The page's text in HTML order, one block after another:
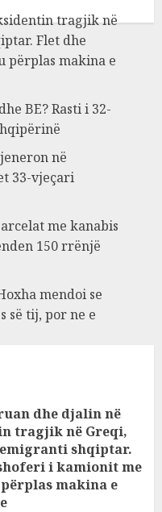
tragjik në
Flet dhe
përplas makina e
BE? Rasti i 32-
në
33-vjeçari
me kanabis
150 rrënjë
mendoi se
së tij, por ne e
dhe djalin në
tragjik në Greqi,
shqiptar.
i kamionit me
makina e